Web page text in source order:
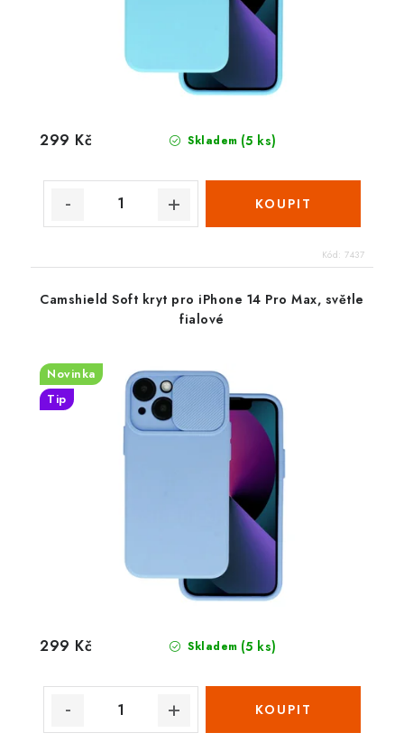
Skladem (5 ks)
299 Kč
Kód: 7437
Camshield Soft kryt pro iPhone 14 Pro Max, světle
fialové
Novinka
Tip
Skladem (5 ks)
299 Kč